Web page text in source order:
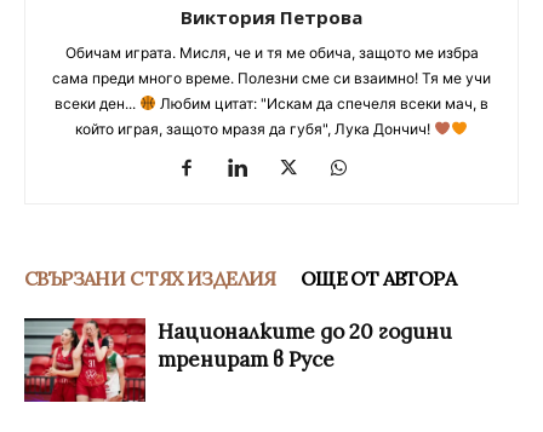
Виктория Петрова
Обичам играта. Мисля, че и тя ме обича, защото ме избра
сама преди много време. Полезни сме си взаимно! Тя ме учи
всеки ден...
Любим цитат: "Искам да спечеля всеки мач, в
който играя, защото мразя да губя", Лука Дончич!
СВЪРЗАНИ С ТЯХ ИЗДЕЛИЯ ОЩЕ ОТ АВТОРА
Националките до 20 години
тренират в Русе